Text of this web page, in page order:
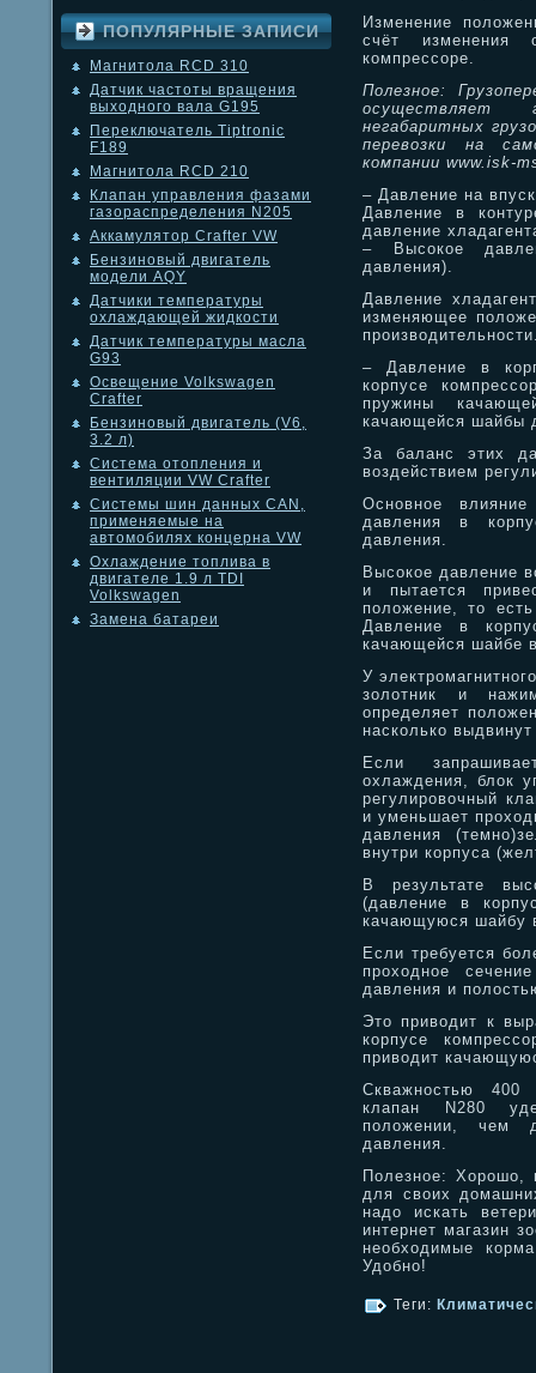
ПОПУЛЯРНЫЕ ЗАПИСИ
Магнитола RCD 310
Датчик частоты вращения
выходного вала G195
Переключатель Tiptronic
F189
Магнитола RCD 210
Клапан управления фазами
газораспределения N205
Аккамулятор Crafter VW
Бензиновый двигатель
модели AQY
Датчики температуры
охлаждающей жидкости
Датчик температуры масла
G93
Освещение Volkswagen
Crafter
Бензиновый двигатель (V6,
3.2 л)
Система отопления и
вентиляции VW Crafter
Системы шин данных CAN,
применяемые на
автомобилях концерна VW
Охлаждение топлива в
двигателе 1.9 л TDI
Volkswagen
Замена батареи
Изменение
счёт изменения
компрессоре.
Полезное:
осуществляет
негабаритных
перевозки на
компании www.isk-
– Давление на
Давление в
давление
– Высокое
давления).
Давление
изменяющее
– Давление в
корпусе
пружины
качающейся шайбы
За баланс этих
воздействием
Основное
давления в
давления.
Высокое давление
и пытается
положение, то
Давление в
качающейся шайбе
У
золотник и
определяет
насколько
Если
охлаждения, блок
регулировочный
и уменьшает
давления
внутри корпуса
В результате
(давление в
качающуюся шайбу
Если требуется
проходное
давления и
Это приводит к
корпусе
приводит
Скважностью 400
клапан N280
положении, чем
давления.
Полезное: Хорошо,
для своих
надо искать
интернет магазин
необходимые
Удобно!
Теги: